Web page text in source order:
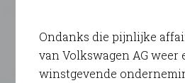
Ondanks die pijnlijke
van Volkswagen AG weer
winstgevende